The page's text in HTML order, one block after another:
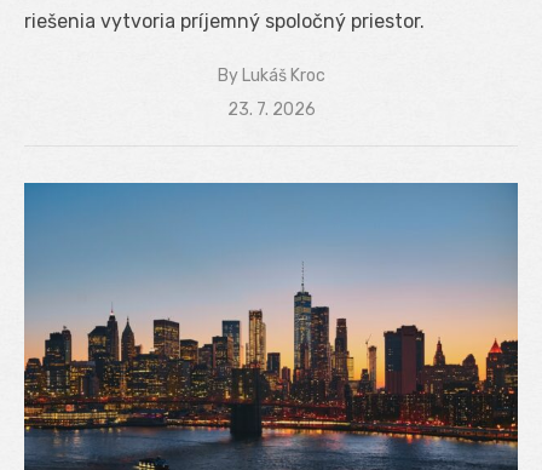
riešenia vytvoria príjemný spoločný priestor.
By Lukáš Kroc
Posted
23. 7. 2026